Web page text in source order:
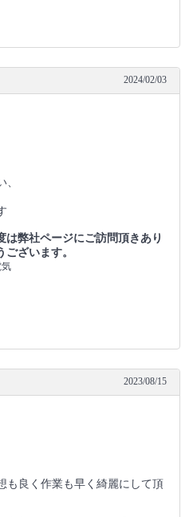
2024/02/03
は弊社ページにご訪問頂きあり
ございます。
2023/08/15
も良く作業も早く綺麗にして頂